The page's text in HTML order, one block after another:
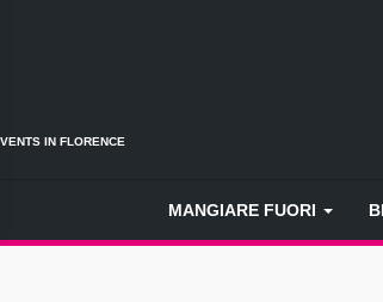
IN FLORENCE
MANGIARE FUORI